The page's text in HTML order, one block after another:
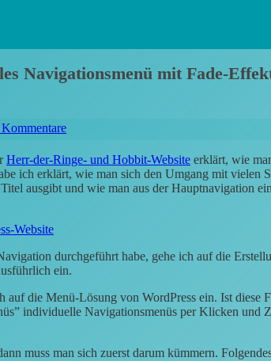
Navigationsmenü mit Fade-
Herr-der-Ringe- und Hobbit-Website erklärt, wie
ich erklärt, wie man sich den Umgang mit vielen
ausgibt und wie man aus der Hauptnavigation ein
durchgeführt habe, gehe ich auf die
ein.
auf die Menü-Lösung von WordPress ein. Ist diese
individuelle Navigationsmenüs per Klicken und
muss man sich zuerst darum kümmern.